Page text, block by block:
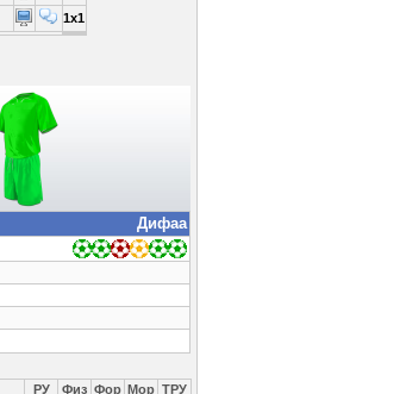
1x1
Дифаа
РУ Физ Фор Мор ТРУ